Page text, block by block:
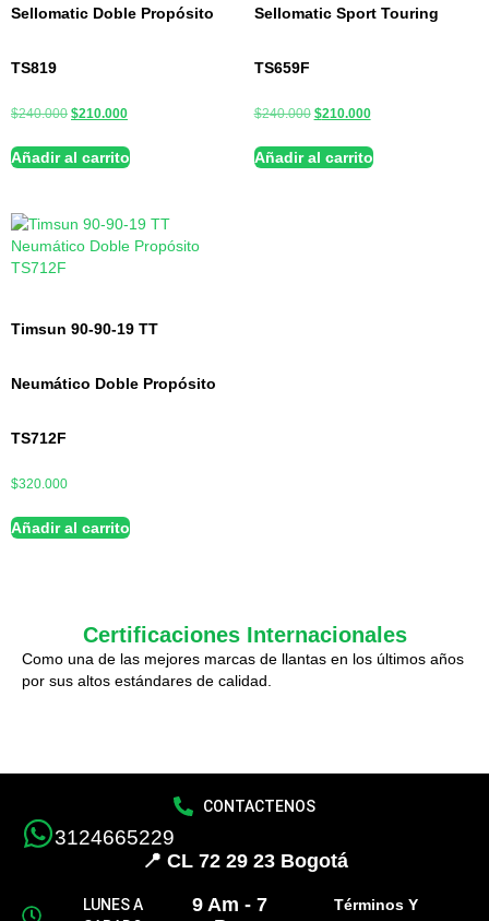
Sellomatic Doble Propósito
TS819
$240.000 $210.000
Añadir al carrito
Sellomatic Sport Touring
TS659F
$240.000 $210.000
Añadir al carrito
Timsun 90-90-19 TT
Neumático Doble Propósito
TS712F
$320.000
Añadir al carrito
Certificaciones Internacionales
Como una de las mejores marcas de llantas en los últimos años
por sus altos estándares de calidad.
CONTACTENOS
3124665229
📍 CL 72 29 23 Bogotá
LUNES A
9 Am - 7
Términos Y